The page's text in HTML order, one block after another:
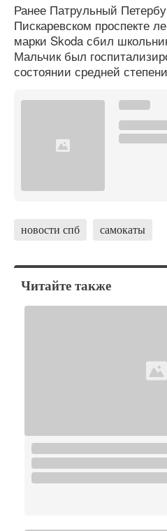
Ранее Патрульный
Пискаревском проспекте
марки Skoda сбил
Мальчик был
состоянии средней
новости спб самокаты
Читайте также